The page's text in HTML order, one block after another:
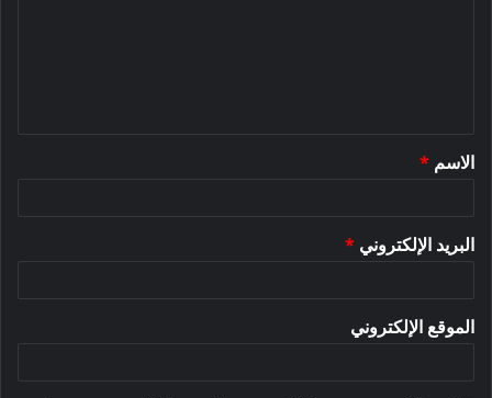
*
الاسم *
البريد الإلكتروني *
الموقع الإلكتروني